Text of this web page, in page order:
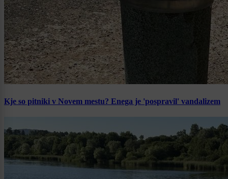
Kje so pitniki v Novem mestu? Enega je 'pospravil' vandalizem